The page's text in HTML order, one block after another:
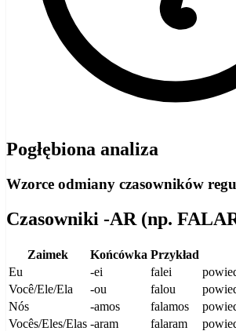
Pogłębiona analiza
Wzorce odmiany czasowników
Czasowniki -AR (np.
Zaimek Końcówka Przykład
Eu
-ei falei
Você/Ele/Ela
-ou falou
Nós
-amos falamos
Vocês/Eles/Elas -aram falaram